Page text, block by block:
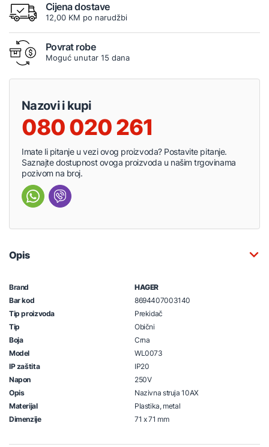
Cijena dostave
12,00 KM po narudžbi
Povrat robe
Moguć unutar 15 dana
Nazovi i kupi
080 020 261
Imate li pitanje u vezi ovog proizvoda? Postavite pitanje.
Saznajte dostupnost ovoga proizvoda u našim trgovinama
pozivom na broj.
Opis
Brand
HAGER
Bar kod
8694407003140
Tip proizvoda
Prekidač
Tip
Obični
Boja
Crna
Model
WL0073
IP zaštita
IP20
Napon
250V
Opis
Nazivna struja 10AX
Materijal
Plastika, metal
Dimenzije
71 x 71 mm